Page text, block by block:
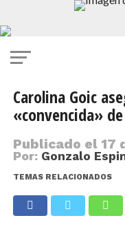
Carolina Goic
«convencida»
Publicado el 17
Por: Gonzalo
TEMAS RELACIONADOS